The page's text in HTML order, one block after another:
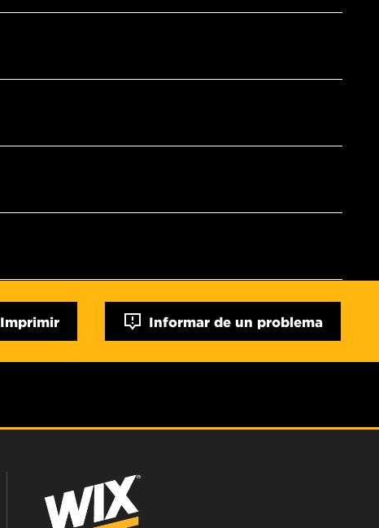
Imprimir Informar de un problema